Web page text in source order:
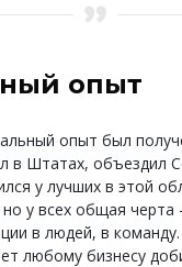
опыт
опыт был
в Штатах, объездил
у лучших в этой
у всех общая
в людей, в
любому бизнесу